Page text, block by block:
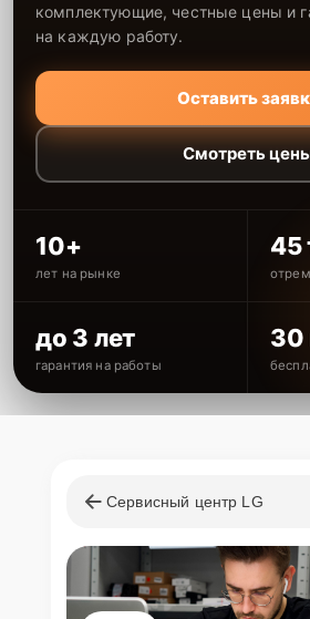
комплектующие, честные цены и
на каждую работу.
Оставить
Смотреть
10+
лет на рынке
45
до 3 лет
гарантия на работы
30
Сервисный центр LG